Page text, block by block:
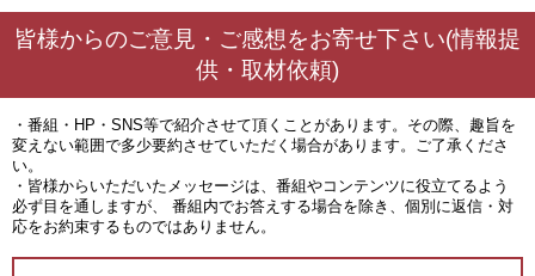
皆様からのご意見・ご感想をお寄せ下さい(情報提
供・取材依頼)
・番組・HP・SNS等で紹介させて頂くことがあります。その際、趣旨を
変えない範囲で多少要約させていただく場合があります。ご了承くださ
い。
・皆様からいただいたメッセージは、番組やコンテンツに役立てるよう
必ず目を通しますが、 番組内でお答えする場合を除き、個別に返信・対
応をお約束するものではありません。